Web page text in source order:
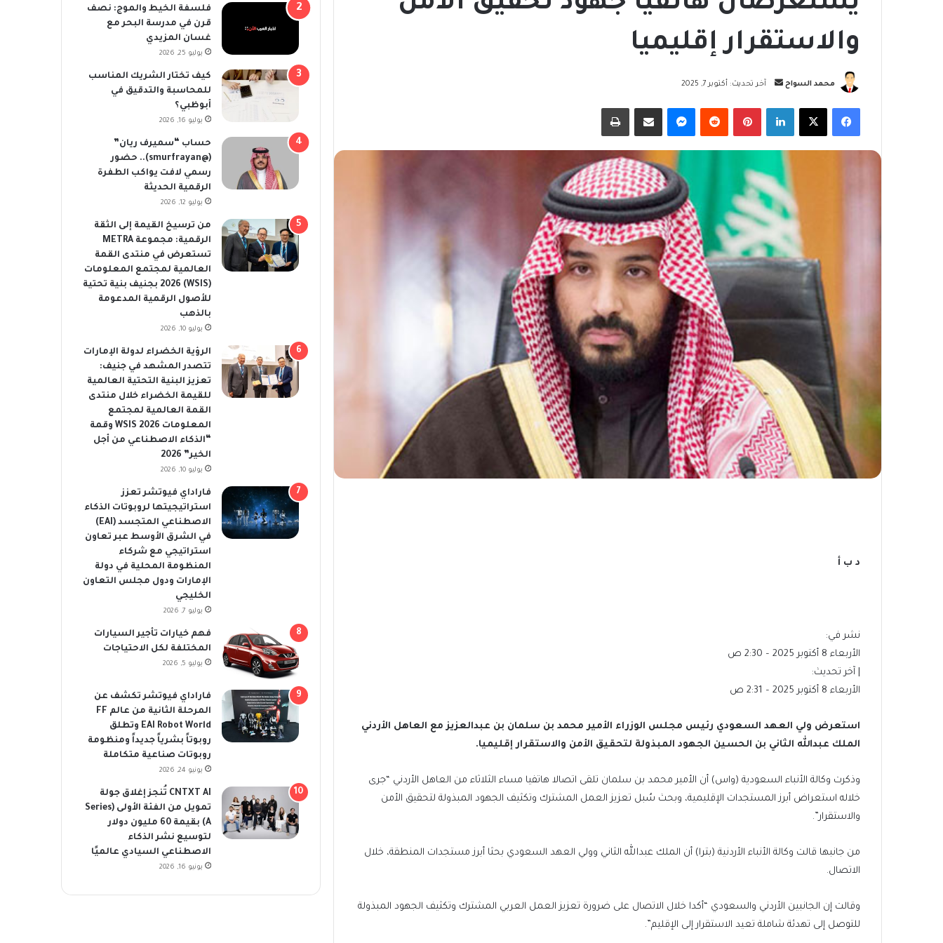
والاستقرار إقليميا
محمد السواح
أرسل
إلكترونيا
آخر تحديث: أكتوبر 7, 2025
فيسبوك‫X لينكدإن بينتيريست ماسنجر مشاركة عبر البريد طباعة
د ب أ
نشر في:
الأربعاء 8 أكتوبر 2025 – 2:30 ص
| آخر تحديث:
الأربعاء 8 أكتوبر 2025 – 2:31 ص
استعرض ولي العهد السعودي رئيس مجلس الوزراء الأمير محمد بن سلمان بن عبدالعزيز مع العاهل الأردني
الملك عبدالله الثاني بن الحسين الجهود المبذولة لتحقيق الأمن والاستقرار إقليميا.
وذكرت وكالة الأنباء السعودية (واس) أن الأمير محمد بن سلمان تلقى اتصالا هاتفيا مساء الثلاثاء من العاهل الأردني “جرى
خلاله استعراض أبرز المستجدات الإقليمية، وبحث سُبل تعزيز العمل المشترك وتكثيف الجهود المبذولة لتحقيق الأمن
والاستقرار”.
من جانبها قالت وكالة الأنباء الأردنية (بترا) أن الملك عبدالله الثاني وولي العهد السعودي بحثا أبرز مستجدات المنطقة، خلال
الاتصال.
وقالت إن الجانبين الأردني والسعودي “أكدا خلال الاتصال على ضرورة تعزيز العمل العربي المشترك وتكثيف الجهود المبذولة
للتوصل إلى تهدئة شاملة تعيد الاستقرار إلى الإقليم”.
فلسفة الخيط والموج: نصف
قرن في مدرسة البحر مع
غسان المزيدي
يوليو 25, 2026
كيف تختار الشريك المناسب
للمحاسبة والتدقيق في
أبوظبي؟
يوليو 16, 2026
حساب “سميرف ريان”
(@smurfrayan).. حضور
رسمي لافت يواكب الطفرة
الرقمية الحديثة
يوليو 12, 2026
من ترسيخ القيمة إلى الثقة
الرقمية: مجموعة METRA
تستعرض في منتدى القمة
العالمية لمجتمع المعلومات
(WSIS) 2026 بجنيف بنية تحتية
للأصول الرقمية المدعومة
بالذهب
يوليو 10, 2026
الرؤية الخضراء لدولة الإمارات
تتصدر المشهد في جنيف:
تعزيز البنية التحتية العالمية
للقيمة الخضراء خلال منتدى
القمة العالمية لمجتمع
المعلومات WSIS 2026 وقمة
“الذكاء الاصطناعي من أجل
الخير” 2026
يوليو 10, 2026
فاراداي فيوتشر تعزز
استراتيجيتها لروبوتات الذكاء
الاصطناعي المتجسد (EAI)
في الشرق الأوسط عبر تعاون
استراتيجي مع شركاء
المنظومة المحلية في دولة
الإمارات ودول مجلس التعاون
الخليجي
يوليو 7, 2026
فهم خيارات تأجير السيارات
المختلفة لكل الاحتياجات
يوليو 5, 2026
فاراداي فيوتشر تكشف عن
المرحلة الثانية من عالم FF
EAI Robot World وتطلق
روبوتاً بشرياً جديداً ومنظومة
روبوتات صناعية متكاملة
يونيو 24, 2026
CNTXT AI تُنجز إغلاق جولة
تمويل من الفئة الأولى (Series
A) بقيمة 60 مليون دولار
لتوسيع نشر الذكاء
الاصطناعي السيادي عالميًا
يونيو 16, 2026